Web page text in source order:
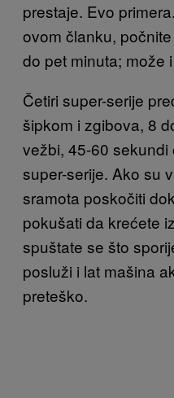
prestaje. Evo
ovom članku,
do pet minuta; može
Četiri super-serije
šipkom i zgibova, 8
vežbi, 45-60
super-serije. Ako su
sramota poskočiti
pokušati da krećete
spuštate se što
posluži i lat mašina
preteško.